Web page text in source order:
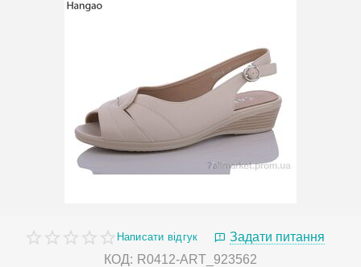
Написати відгук
Задати питання
КОД: R0412-ART_923562